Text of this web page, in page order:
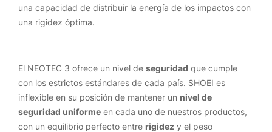
una capacidad de distribuir la energía de los impactos con
una rigidez óptima.
El NEOTEC 3 ofrece un nivel de seguridad que cumple
con los estrictos estándares de cada país. SHOEI es
inflexible en su posición de mantener un nivel de
seguridad uniforme en cada uno de nuestros productos,
con un equilibrio perfecto entre rigidez y el peso